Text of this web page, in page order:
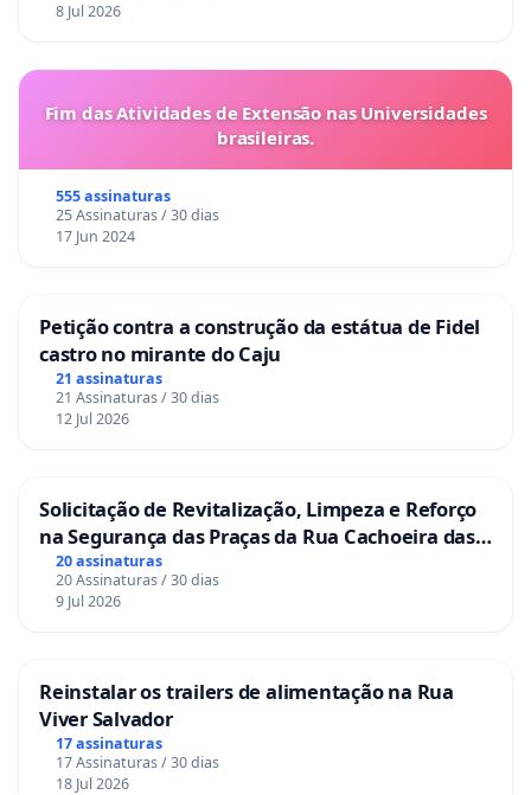
8 Jul 2026
Fim das Atividades de Extensão nas Universidades
brasileiras.
555 assinaturas
25 Assinaturas / 30 dias
17 Jun 2024
Petição contra a construção da estátua de Fidel
castro no mirante do Caju
21 assinaturas
21 Assinaturas / 30 dias
12 Jul 2026
Solicitação de Revitalização, Limpeza e Reforço
na Segurança das Praças da Rua Cachoeira das
Sete Ilhas
20 assinaturas
20 Assinaturas / 30 dias
9 Jul 2026
Reinstalar os trailers de alimentação na Rua
Viver Salvador
17 assinaturas
17 Assinaturas / 30 dias
18 Jul 2026